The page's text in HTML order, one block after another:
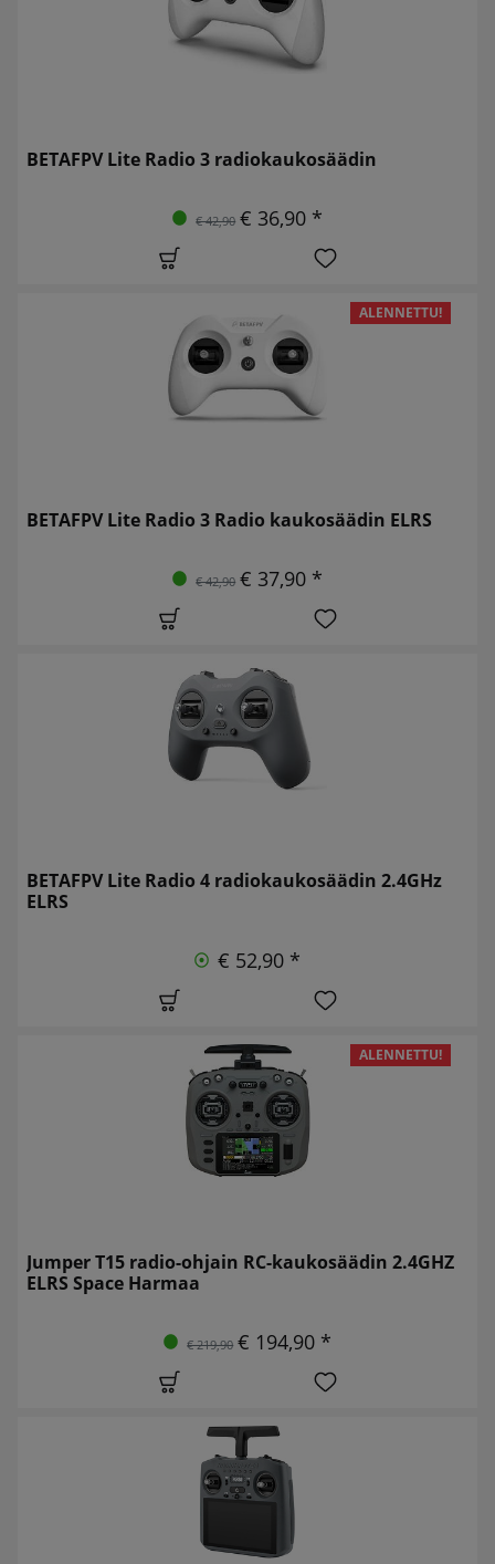
BETAFPV Lite Radio 3 radiokaukosäädin
€ 42,90 € 36,90 *
ALENNETTU!
BETAFPV Lite Radio 3 Radio kaukosäädin ELRS
€ 42,90 € 37,90 *
BETAFPV Lite Radio 4 radiokaukosäädin 2.4GHz
ELRS
€ 52,90 *
ALENNETTU!
Jumper T15 radio-ohjain RC-kaukosäädin 2.4GHZ
ELRS Space Harmaa
€ 219,90 € 194,90 *